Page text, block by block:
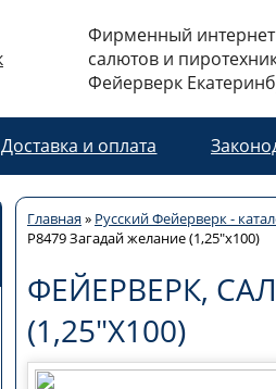
Фирменный
салютов и
Фейерверк
Доставка и оплата
Главная» Русский Фейерверк -
Р8479 Загадай желание (1,25"х100)
ФЕЙЕРВЕРК,
(1,25"Х100)